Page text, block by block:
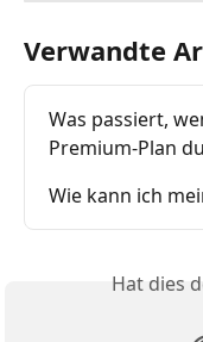
Verwandte
Was passiert,
Premium-Plan
Wie kann ich
Hat dies